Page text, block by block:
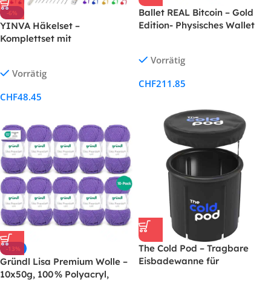
-6%
YINVA Häkelset –
Komplettset mit
Vorrätig
CHF48.45
Ballet REAL Bitcoin – Gold
Edition- Physisches Wallet
Die einfachste Cold Storage
Vorrätig
CHF211.85
-13%
Gründl Lisa Premium Wolle –
10x50g, 100 % Polyacryl,
The Cold Pod – Tragbare
Eisbadewanne für